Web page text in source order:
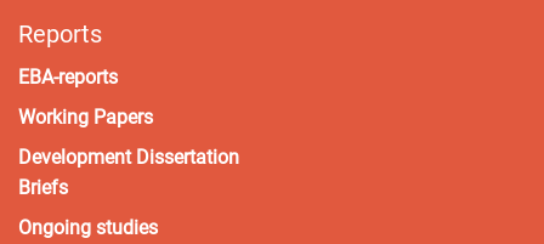
Reports
EBA-reports
Working Papers
Development Dissertation
Briefs
Ongoing studies